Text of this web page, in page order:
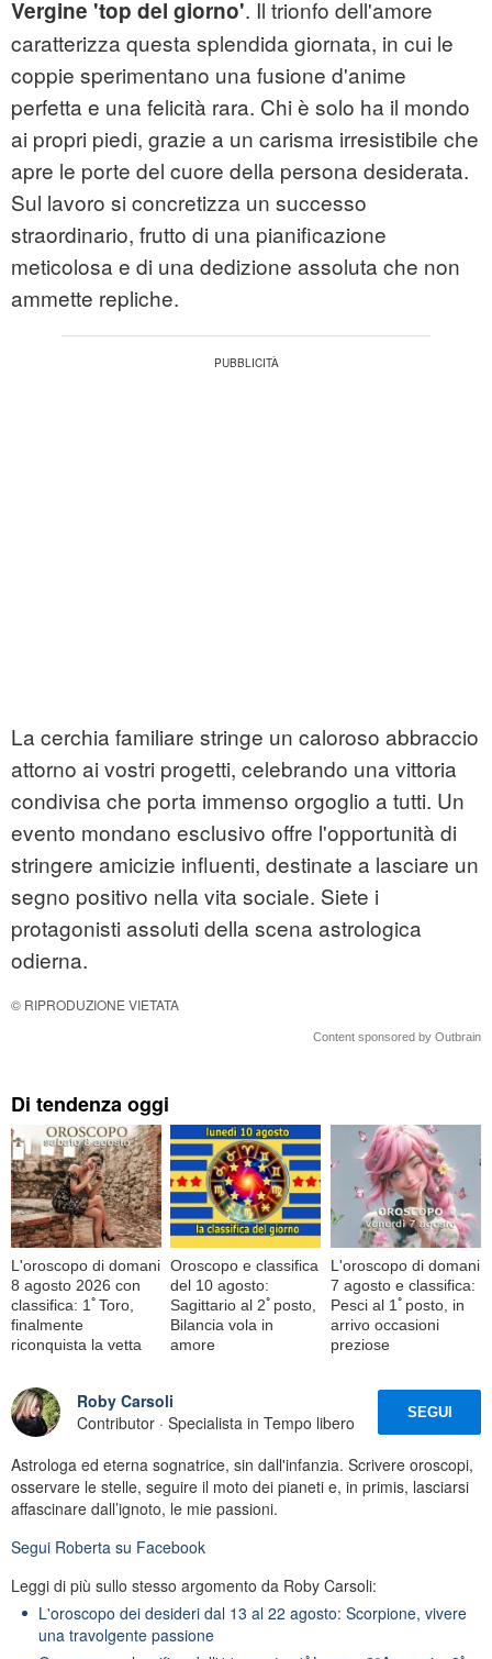
Vergine 'top del giorno'. Il trionfo dell'amore
caratterizza questa splendida giornata, in cui le
coppie sperimentano una fusione d'anime
perfetta e una felicità rara. Chi è solo ha il mondo
ai propri piedi, grazie a un carisma irresistibile che
apre le porte del cuore della persona desiderata.
Sul lavoro si concretizza un successo
straordinario, frutto di una pianificazione
meticolosa e di una dedizione assoluta che non
ammette repliche.
La cerchia familiare stringe un caloroso abbraccio
attorno ai vostri progetti, celebrando una vittoria
condivisa che porta immenso orgoglio a tutti. Un
evento mondano esclusivo offre l'opportunità di
stringere amicizie influenti, destinate a lasciare un
segno positivo nella vita sociale. Siete i
protagonisti assoluti della scena astrologica
odierna.
© RIPRODUZIONE VIETATA
Content sponsored by Outbrain
Di tendenza oggi
L'oroscopo di domani
8 agosto 2026 con
classifica: 1ﾟToro,
finalmente
riconquista la vetta
Oroscopo e classifica
del 10 agosto:
Sagittario al 2ﾟposto,
Bilancia vola in
amore
L'oroscopo di domani
7 agosto e classifica:
Pesci al 1ﾟposto, in
arrivo occasioni
preziose
Roby Carsoli
Contributor · Specialista in Tempo libero
SEGUI
Astrologa ed eterna sognatrice, sin dall'infanzia. Scrivere oroscopi,
osservare le stelle, seguire il moto dei pianeti e, in primis, lasciarsi
affascinare dall’ignoto, le mie passioni.
Segui Roberta su Facebook
Leggi di più sullo stesso argomento da Roby Carsoli:
L'oroscopo dei desideri dal 13 al 22 agosto: Scorpione, vivere
una travolgente passione